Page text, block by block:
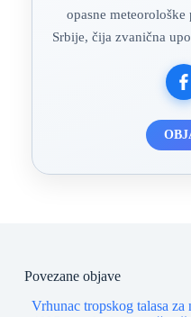
opasne
Srbije, čija zvanična
Povezane objave
Vrhunac tropskog talasa